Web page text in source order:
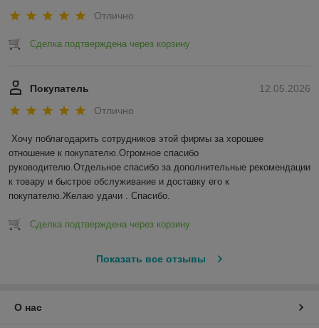
Отлично
Сделка подтверждена через корзину
12.05.2026
Покупатель
Отлично
Хочу поблагодарить сотрудников этой фирмы за хорошее
отношение к покупателю.Огромное спасибо
руководителю.Отдельное спасибо за дополнительные рекомендации
к товару и быстрое обслуживание и доставку его к
покупателю.Желаю удачи . Спасибо.
Сделка подтверждена через корзину
Показать все отзывы
О нас